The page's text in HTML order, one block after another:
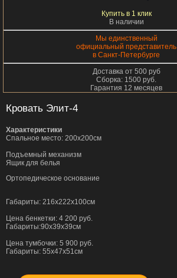
Купить в 1 клик
В наличии
Мы единственный
официальный представитель
в Санкт-Петербурге
Доставка от 500 руб
Сборка: 1500 руб.
Гарантия 12 месяцев
Кровать Элит-4
Характеристики
Спальное место: 200х200см
Подъемный механизм
Ящик для белья
Ортопедическое основание
Габариты: 216х222х100см
Цена бенкетки: 4 200 руб.
Габариты:90х39х39см
Цена тумбочки: 5 900 руб.
Габариты: 55х47х51см